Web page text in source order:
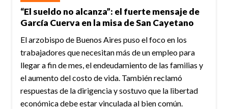
“El sueldo no alcanza”: el fuerte mensaje de
García Cuerva en la misa de San Cayetano
El arzobispo de Buenos Aires puso el foco en los
trabajadores que necesitan más de un empleo para
llegar a fin de mes, el endeudamiento de las familias y
el aumento del costo de vida. También reclamó
respuestas de la dirigencia y sostuvo que la libertad
económica debe estar vinculada al bien común.